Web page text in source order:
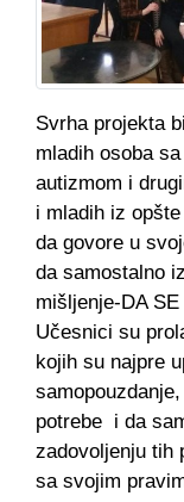
Svrha projekta
mladih osoba
autizmom i
i mladih iz
da govore u
da samostalno
mišljenje-DA
Učesnici su
kojih su najpre
potrebe i da
zadovoljenju tih
sa svojim